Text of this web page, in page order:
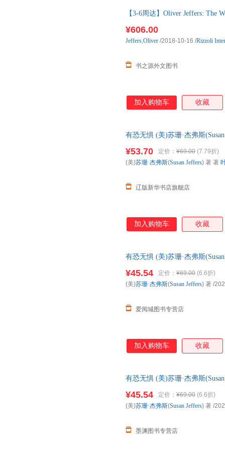
【3-6周达】Oliver Jeffers: The
¥606.00
书之源外文图书
Jeffers,Oliver /2018-10-16 /Rizzoli
加入购物车 收藏
有恐无惧 (美)苏珊·杰弗斯
¥53.70 定价： ¥69.00 (7.79折)
辽版新华书店旗舰店
(美)苏珊·杰弗斯(Susan Jeffers) 著 著
加入购物车 收藏
有恐无惧 (美)苏珊·杰弗斯
¥45.54 定价： ¥69.00 (6.6折)
爱阅城图书专营店
(美)苏珊·杰弗斯(Susan Jeffers) 著 /
加入购物车 收藏
有恐无惧 (美)苏珊·杰弗斯
¥45.54 定价： ¥69.00 (6.6折)
墨渊图书专营店
(美)苏珊·杰弗斯(Susan Jeffers) 著 /